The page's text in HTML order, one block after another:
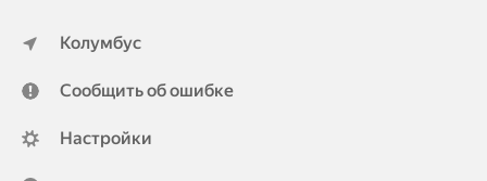
Колумбус
Сообщить об ошибке
Настройки